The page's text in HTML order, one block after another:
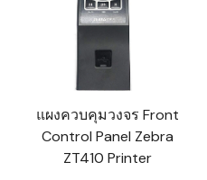
แผงควบคุมวงจร Front
Control Panel Zebra
ZT410 Printer